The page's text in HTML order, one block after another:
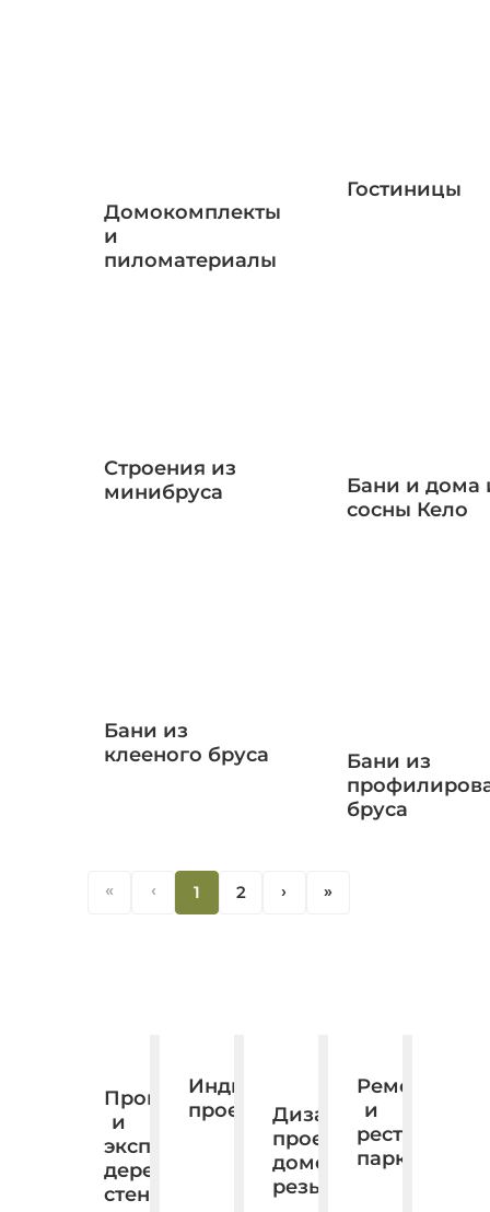
Домокомплекты
и
пиломатериалы
Гостиницы
Строения из
минибруса
Бани и дома
сосны Кело
Бани из
клееного бруса
Бани из
бруса
« ‹ 1 2 ‹ «
Производство
и
экспорт
деревянных
стеновых
Индивидуальное
проектирование.
Дизайн,
проектирование,
домовая
резьба.
Ремонт
и
паркета